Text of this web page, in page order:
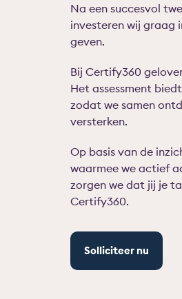
Na een succesvol
investeren wij graag
geven.
Bij Certify360
Het assessment
zodat we samen
versterken.
Op basis van de
waarmee we actief
zorgen we dat jij je
Certify360.
Solliciteer nu